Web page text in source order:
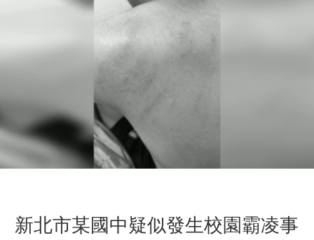
新北市某國中疑似發生校園霸凌事